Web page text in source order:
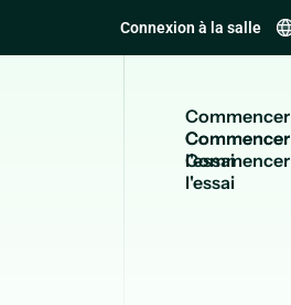
Connexion à la salle
Commencer
Commencer
l'essai